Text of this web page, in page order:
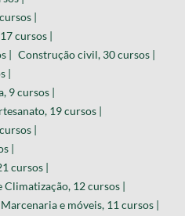
|
cursos |
| Construção civil, 30 cursos |
|
9 cursos |
19 cursos |
|
|
cursos |
12 cursos |
Marcenaria e móveis, 11 cursos |